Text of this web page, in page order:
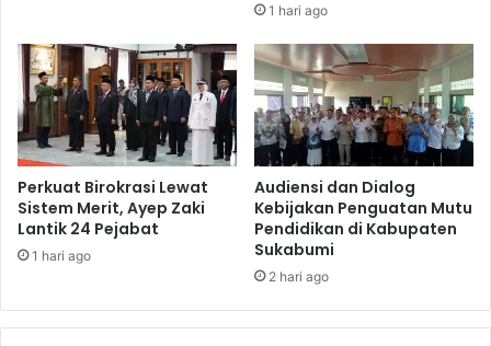
1 hari ago
Perkuat Birokrasi Lewat
Sistem Merit, Ayep Zaki
Lantik 24 Pejabat
1 hari ago
Audiensi dan Dialog
Kebijakan Penguatan Mutu
Pendidikan di Kabupaten
Sukabumi
2 hari ago